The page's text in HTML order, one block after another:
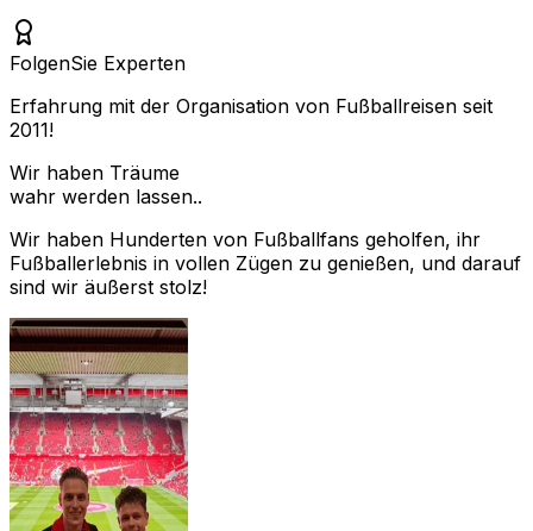
FolgenSie Experten
Erfahrung mit der Organisation von Fußballreisen seit
2011!
Wir haben Träume
wahr werden lassen..
Wir haben Hunderten von Fußballfans geholfen, ihr
Fußballerlebnis in vollen Zügen zu genießen, und darauf
sind wir äußerst stolz!